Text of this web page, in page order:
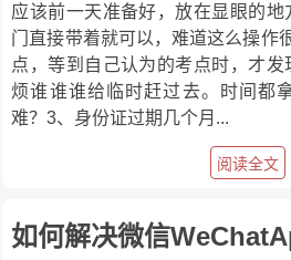
应该前一天准备好，放在显眼的
门直接带着就可以，难道这么操作
点，等到自己认为的考点时，才
烦谁谁谁给临时赶过去。时间都
难？3、身份证过期几个月...
阅读全文
如何解决微信